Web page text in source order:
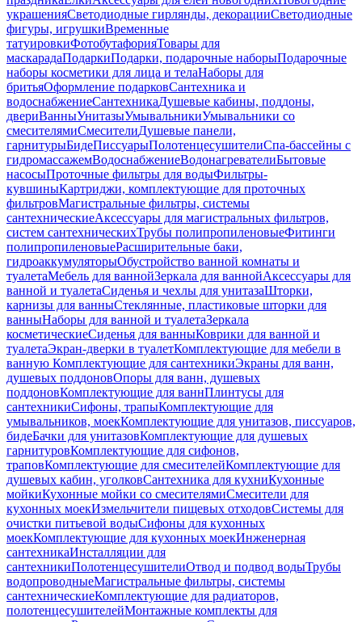
украшенияСветодиодные гирлянды, декорацииСветодиодные
фигуры, игрушкиВременные
татуировкиФотобутафорияТовары для
маскарадаПодаркиПодарки, подарочные наборыПодарочные
наборы косметики для лица и телаНаборы для
бритьяОформление подарковСантехника и
водоснабжениеСантехникаДушевые кабины, поддоны,
двериВанныУнитазыУмывальникиУмывальники со
смесителямиСмесителиДушевые панели,
гарнитурыБидеПиссуарыПолотенцесушителиСпа-бассейны с
гидромассажемВодоснабжениеВодонагревателиБытовые
насосыПроточные фильтры для водыФильтры-
кувшиныКартриджи, комплектующие для проточных
фильтровМагистральные фильтры, системы
сантехническиеАксессуары для магистральных фильтров,
систем сантехническихТрубы полипропиленовыеФитинги
полипропиленовыеРасширительные баки,
гидроаккумуляторыОбустройство ванной комнаты и
туалетаМебель для ваннойЗеркала для ваннойАксессуары для
ванной и туалетаСиденья и чехлы для унитазаШторки,
карнизы для ванныСтеклянные, пластиковые шторки для
ванныНаборы для ванной и туалетаЗеркала
косметическиеСиденья для ванныКоврики для ванной и
туалетаЭкран-дверки в туалетКомплектующие для мебели в
ванную Комплектующие для сантехникиЭкраны для ванн,
душевых поддоновОпоры для ванн, душевых
поддоновКомплектующие для ваннПлинтусы для
сантехникиСифоны, трапыКомплектующие для
умывальников, моекКомплектующие для унитазов, писсуаров,
бидеБачки для унитазовКомплектующие для душевых
гарнитуровКомплектующие для сифонов,
траповКомплектующие для смесителейКомплектующие для
душевых кабин, уголковСантехника для кухниКухонные
мойкиКухонные мойки со смесителямиСмесители для
кухонных моекИзмельчители пищевых отходовСистемы для
очистки питьевой водыСифоны для кухонных
моекКомплектующие для кухонных моекИнженерная
сантехникаИнсталляции для
сантехникиПолотенцесушителиОтвод и подвод водыТрубы
водопроводныеМагистральные фильтры, системы
сантехническиеКомплектующие для радиаторов,
полотенцесушителейМонтажные комплекты для